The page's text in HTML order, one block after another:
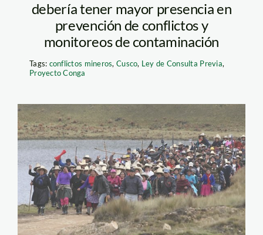
debería tener mayor presencia en
prevención de conflictos y
monitoreos de contaminación
Tags: conflictos mineros,Cusco, Ley de Consulta Previa,
Proyecto Conga
conga_cajamarca_efe_1